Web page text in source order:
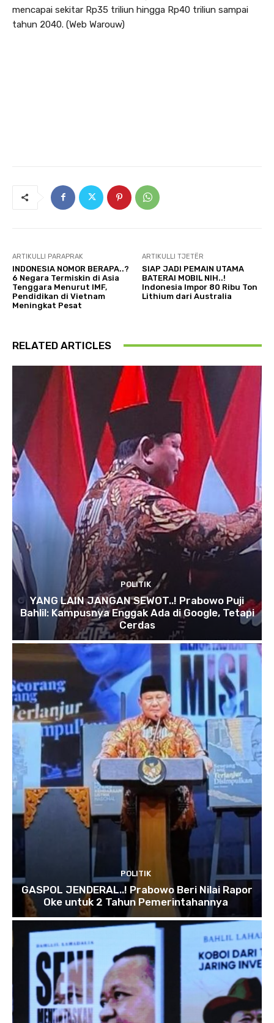
mencapai sekitar Rp35 triliun hingga Rp40 triliun sampai
tahun 2040. (Web Warouw)
ARTIKULLI PARAPRAK
INDONESIA NOMOR BERAPA..?
6 Negara Termiskin di Asia
Tenggara Menurut IMF,
Pendidikan di Vietnam
Meningkat Pesat
ARTIKULLI TJETËR
SIAP JADI PEMAIN UTAMA
BATERAI MOBIL NIH..!
Indonesia Impor 80 Ribu Ton
Lithium dari Australia
RELATED ARTICLES
POLITIK
YANG LAIN JANGAN SEWOT..! Prabowo Puji
Bahlil: Kampusnya Enggak Ada di Google, Tetapi
Cerdas
POLITIK
GASPOL JENDERAL..! Prabowo Beri Nilai Rapor
Oke untuk 2 Tahun Pemerintahannya